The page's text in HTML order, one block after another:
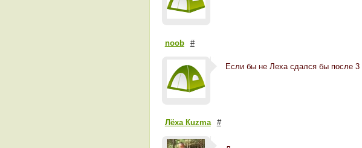
noob #
Если бы не Леха сдался бы после 3
Лёха Кuzma #